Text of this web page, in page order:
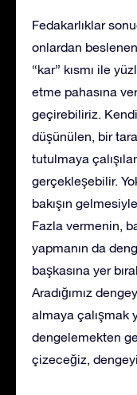
Fedakarlıklar
onlardan
“kar” kısmı ile
etme pahasına
geçirebiliriz.
düşünülen, bir
tutulmaya
gerçekleşebilir.
bakışın
Fazla vermenin,
yapmanın da
başkasına yer
Aradığımız
almaya çalışmak
dengelemekten
çizeceğiz,